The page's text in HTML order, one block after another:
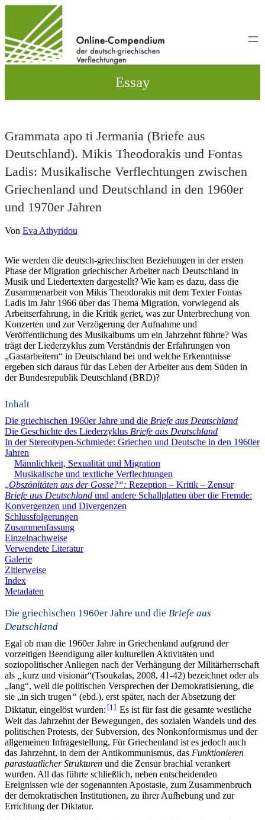
wechseln
Essay
Grammata apo ti Jermania (Briefe aus
Deutschland). Mikis Theodorakis und Fontas
Ladis: Musikalische Verflechtungen zwischen
Griechenland und Deutschland in den 1960er
und 1970er Jahren
Von Eva Athyridou
Wie werden die deutsch-griechischen Beziehungen in der ersten
Phase der Migration griechischer Arbeiter nach Deutschland in
Musik und Liedertexten dargestellt? Wie kam es dazu, dass die
Zusammenarbeit von Mikis Theodorakis mit dem Texter Fontas
Ladis im Jahr 1966 über das Thema Migration, vorwiegend als
Arbeitserfahrung, in die Kritik geriet, was zur Unterbrechung von
Konzerten und zur Verzögerung der Aufnahme und
Veröffentlichung des Musikalbums um ein Jahrzehnt führte? Was
trägt der Liederzyklus zum Verständnis der Erfahrungen von
„Gastarbeitern“ in Deutschland bei und welche Erkenntnisse
ergeben sich daraus für das Leben der Arbeiter aus dem Süden in
der Bundesrepublik Deutschland (BRD)?
Inhalt
Die griechischen 1960er Jahre und die Briefe aus Deutschland
Die Geschichte des Liederzyklus Briefe aus Deutschland
In der Stereotypen-Schmiede: Griechen und Deutsche in den 1960er
Jahren
Männlichkeit, Sexualität und Migration
Musikalische und textliche Verflechtungen
„Obszönitäten aus der Gosse?“: Rezeption – Kritik – Zensur
Briefe aus Deutschland und andere Schallplatten über die Fremde:
Konvergenzen und Divergenzen
Schlussfolgerungen
Zusammenfassung
Einzelnachweise
Verwendete Literatur
Galerie
Zitierweise
Index
Metadaten
Die griechischen 1960er Jahre und die Briefe aus
Deutschland
Egal ob man die 1960er Jahre in Griechenland aufgrund der
vorzeitigen Beendigung aller kulturellen Aktivitäten und
soziopolitischer Anliegen nach der Verhängung der Militärherrschaft
als
kurz und visionär“(Tsoukalas, 2008, 41-42) bezeichnet oder als
„lang“, weil die politischen Versprechen der Demokratisierung, die
sie „in sich trugen“ (ebd.), erst später, nach der Absetzung der
Diktatur, eingelöst wurden: 1
Es ist für fast die gesamte westliche
Welt das Jahrzehnt der Bewegungen, des sozialen Wandels und des
politischen Protests, der Subversion, des Nonkonformismus und der
allgemeinen Infragestellung. Für Griechenland ist es jedoch auch
das Jahrzehnt, in dem der Antikommunismus, das Funktionieren
parastaatlicher Strukturen und die Zensur brachial verankert
wurden. All das führte schließlich, neben entscheidenden
Ereignissen wie der sogenannten Apostasie, zum Zusammenbruch
der demokratischen Institutionen, zu ihrer Aufhebung und zur
Errichtung der Diktatur.